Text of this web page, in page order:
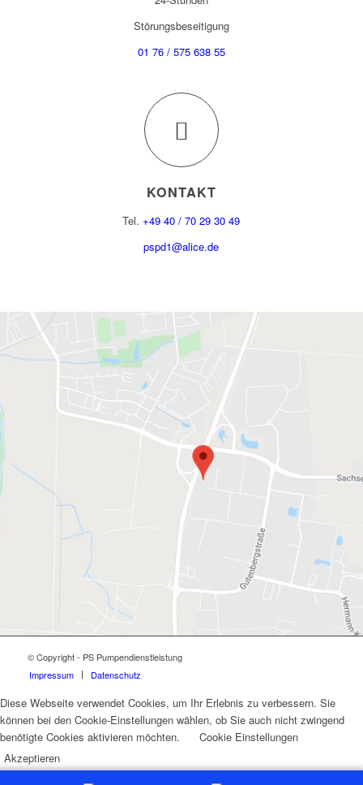
Störungsbeseitigung
01 76 / 575 638 55
KONTAKT
Tel.+49 40 / 70 29 30 49
pspd1@alice.de
© Copyright - PS Pumpendienstleistung
Impressum
Datenschutz
Diese Webseite verwendet Cookies, um Ihr Erlebnis zu verbessern. Sie
können bei den Cookie-Einstellungen wählen, ob Sie auch nicht zwingend
benötigte Cookies aktivieren möchten.
Cookie Einstellungen
Akzeptieren